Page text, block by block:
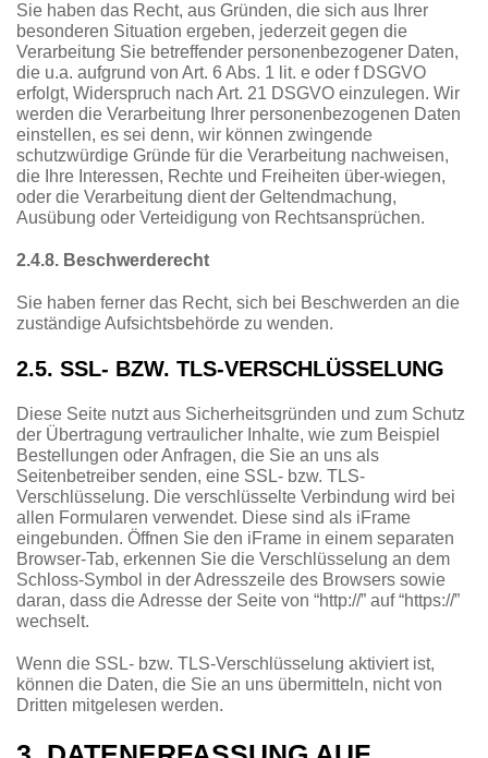
Sie haben das Recht, aus Gründen, die sich aus Ihrer
besonderen Situation ergeben, jederzeit gegen die
Verarbeitung Sie betreffender personenbezogener Daten,
die u.a. aufgrund von Art. 6 Abs. 1 lit. e oder f DSGVO
erfolgt, Widerspruch nach Art. 21 DSGVO einzulegen. Wir
werden die Verarbeitung Ihrer personenbezogenen Daten
einstellen, es sei denn, wir können zwingende
schutzwürdige Gründe für die Verarbeitung nachweisen,
die Ihre Interessen, Rechte und Freiheiten über-wiegen,
oder die Verarbeitung dient der Geltendmachung,
Ausübung oder Verteidigung von Rechtsansprüchen.
2.4.8. Beschwerderecht
Sie haben ferner das Recht, sich bei Beschwerden an die
zuständige Aufsichtsbehörde zu wenden.
2.5. SSL- BZW. TLS-VERSCHLÜSSELUNG
Diese Seite nutzt aus Sicherheitsgründen und zum Schutz
der Übertragung vertraulicher Inhalte, wie zum Beispiel
Bestellungen oder Anfragen, die Sie an uns als
Seitenbetreiber senden, eine SSL- bzw. TLS-
Verschlüsselung. Die verschlüsselte Verbindung wird bei
allen Formularen verwendet. Diese sind als iFrame
eingebunden. Öffnen Sie den iFrame in einem separaten
Browser-Tab, erkennen Sie die Verschlüsselung an dem
Schloss-Symbol in der Adresszeile des Browsers sowie
daran, dass die Adresse der Seite von “http://” auf “https://”
wechselt.
Wenn die SSL- bzw. TLS-Verschlüsselung aktiviert ist,
können die Daten, die Sie an uns übermitteln, nicht von
Dritten mitgelesen werden.